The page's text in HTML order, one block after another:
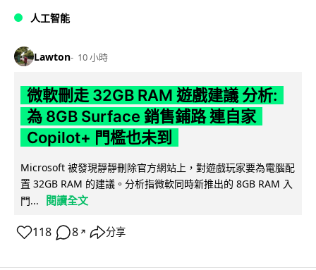
人工智能
Lawton 10 小時
微軟刪走 32GB RAM 遊戲建議 分析:
為 8GB Surface 銷售鋪路 連自家
Copilot+ 門檻也未到
Microsoft 被發現靜靜刪除官方網站上，對遊戲玩家要為電腦配
置 32GB RAM 的建議。分析指微軟同時新推出的 8GB RAM 入
門...
閱讀全文
118 8 ↗ 分享